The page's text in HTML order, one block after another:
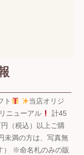
ト
当店オリジ
ニューアル
計45
（税込）以上ご購
未満の方は、写真無
） ※命名札のみの販